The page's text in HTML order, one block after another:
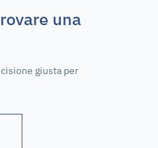
una
giusta per